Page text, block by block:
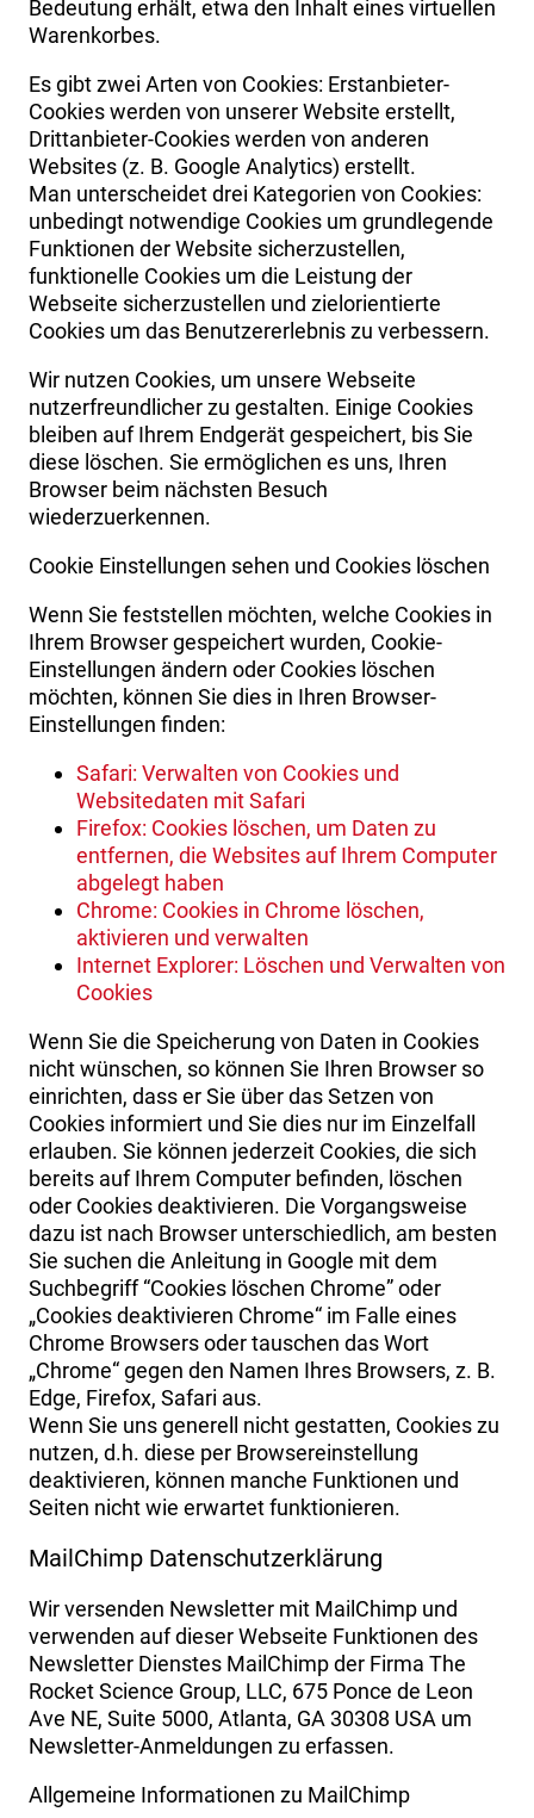
Bedeutung erhält, etwa den Inhalt eines virtuellen
Warenkorbes.
Es gibt zwei Arten von Cookies: Erstanbieter-
Cookies werden von unserer Website erstellt,
Drittanbieter-Cookies werden von anderen
Websites (z. B. Google Analytics) erstellt.
Man unterscheidet drei Kategorien von Cookies:
unbedingt notwendige Cookies um grundlegende
Funktionen der Website sicherzustellen,
funktionelle Cookies um die Leistung der
Webseite sicherzustellen und zielorientierte
Cookies um das Benutzererlebnis zu verbessern.
Wir nutzen Cookies, um unsere Webseite
nutzerfreundlicher zu gestalten. Einige Cookies
bleiben auf Ihrem Endgerät gespeichert, bis Sie
diese löschen. Sie ermöglichen es uns, Ihren
Browser beim nächsten Besuch
wiederzuerkennen.
Cookie Einstellungen sehen und Cookies löschen
Wenn Sie feststellen möchten, welche Cookies in
Ihrem Browser gespeichert wurden, Cookie-
Einstellungen ändern oder Cookies löschen
möchten, können Sie dies in Ihren Browser-
Einstellungen finden:
Safari: Verwalten von Cookies und
Websitedaten mit Safari
Firefox: Cookies löschen, um Daten zu
entfernen, die Websites auf Ihrem Computer
abgelegt haben
Chrome: Cookies in Chrome löschen,
aktivieren und verwalten
Internet Explorer: Löschen und Verwalten von
Cookies
Wenn Sie die Speicherung von Daten in Cookies
nicht wünschen, so können Sie Ihren Browser so
einrichten, dass er Sie über das Setzen von
Cookies informiert und Sie dies nur im Einzelfall
erlauben. Sie können jederzeit Cookies, die sich
bereits auf Ihrem Computer befinden, löschen
oder Cookies deaktivieren. Die Vorgangsweise
dazu ist nach Browser unterschiedlich, am besten
Sie suchen die Anleitung in Google mit dem
Suchbegriff “Cookies löschen Chrome” oder
„Cookies deaktivieren Chrome“ im Falle eines
Chrome Browsers oder tauschen das Wort
„Chrome“ gegen den Namen Ihres Browsers, z. B.
Edge, Firefox, Safari aus.
Wenn Sie uns generell nicht gestatten, Cookies zu
nutzen, d.h. diese per Browsereinstellung
deaktivieren, können manche Funktionen und
Seiten nicht wie erwartet funktionieren.
MailChimp Datenschutzerklärung
Wir versenden Newsletter mit MailChimp und
verwenden auf dieser Webseite Funktionen des
Newsletter Dienstes MailChimp der Firma The
Rocket Science Group, LLC, 675 Ponce de Leon
Ave NE, Suite 5000, Atlanta, GA 30308 USA um
Newsletter-Anmeldungen zu erfassen.
Allgemeine Informationen zu MailChimp